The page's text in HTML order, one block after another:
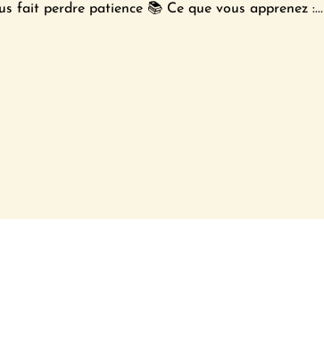
fait perdre patience 📚 Ce que vous apprenez :...